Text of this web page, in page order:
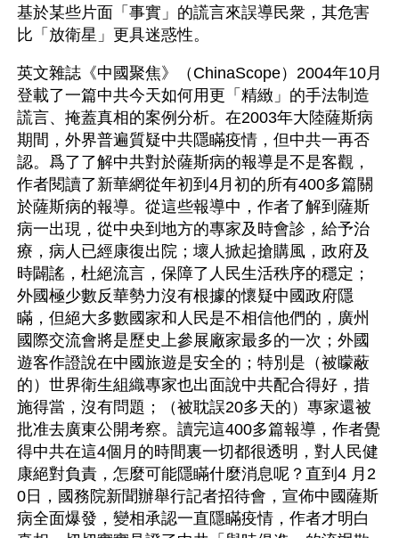
基於某些片面「事實」的謊言來誤導民衆，其危害
比「放衛星」更具迷惑性。
英文雜誌《中國聚焦》（ChinaScope）2004年10月
登載了一篇中共今天如何用更「精緻」的手法制造
謊言、掩蓋真相的案例分析。在2003年大陸薩斯病
期間，外界普遍質疑中共隱瞞疫情，但中共一再否
認。爲了了解中共對於薩斯病的報導是不是客觀，
作者閱讀了新華網從年初到4月初的所有400多篇關
於薩斯病的報導。從這些報導中，作者了解到薩斯
病一出現，從中央到地方的專家及時會診，給予治
療，病人已經康復出院；壞人掀起搶購風，政府及
時闢謠，杜絕流言，保障了人民生活秩序的穩定；
外國極少數反華勢力沒有根據的懷疑中國政府隱
瞞，但絕大多數國家和人民是不相信他們的，廣州
國際交流會將是歷史上參展廠家最多的一次；外國
遊客作證說在中國旅遊是安全的；特別是（被矇蔽
的）世界衛生組織專家也出面說中共配合得好，措
施得當，沒有問題；（被耽誤20多天的）專家還被
批准去廣東公開考察。讀完這400多篇報導，作者覺
得中共在這4個月的時間裏一切都很透明，對人民健
康絕對負責，怎麼可能隱瞞什麼消息呢？直到4 月2
0日，國務院新聞辦舉行記者招待會，宣佈中國薩斯
病全面爆發，變相承認一直隱瞞疫情，作者才明白